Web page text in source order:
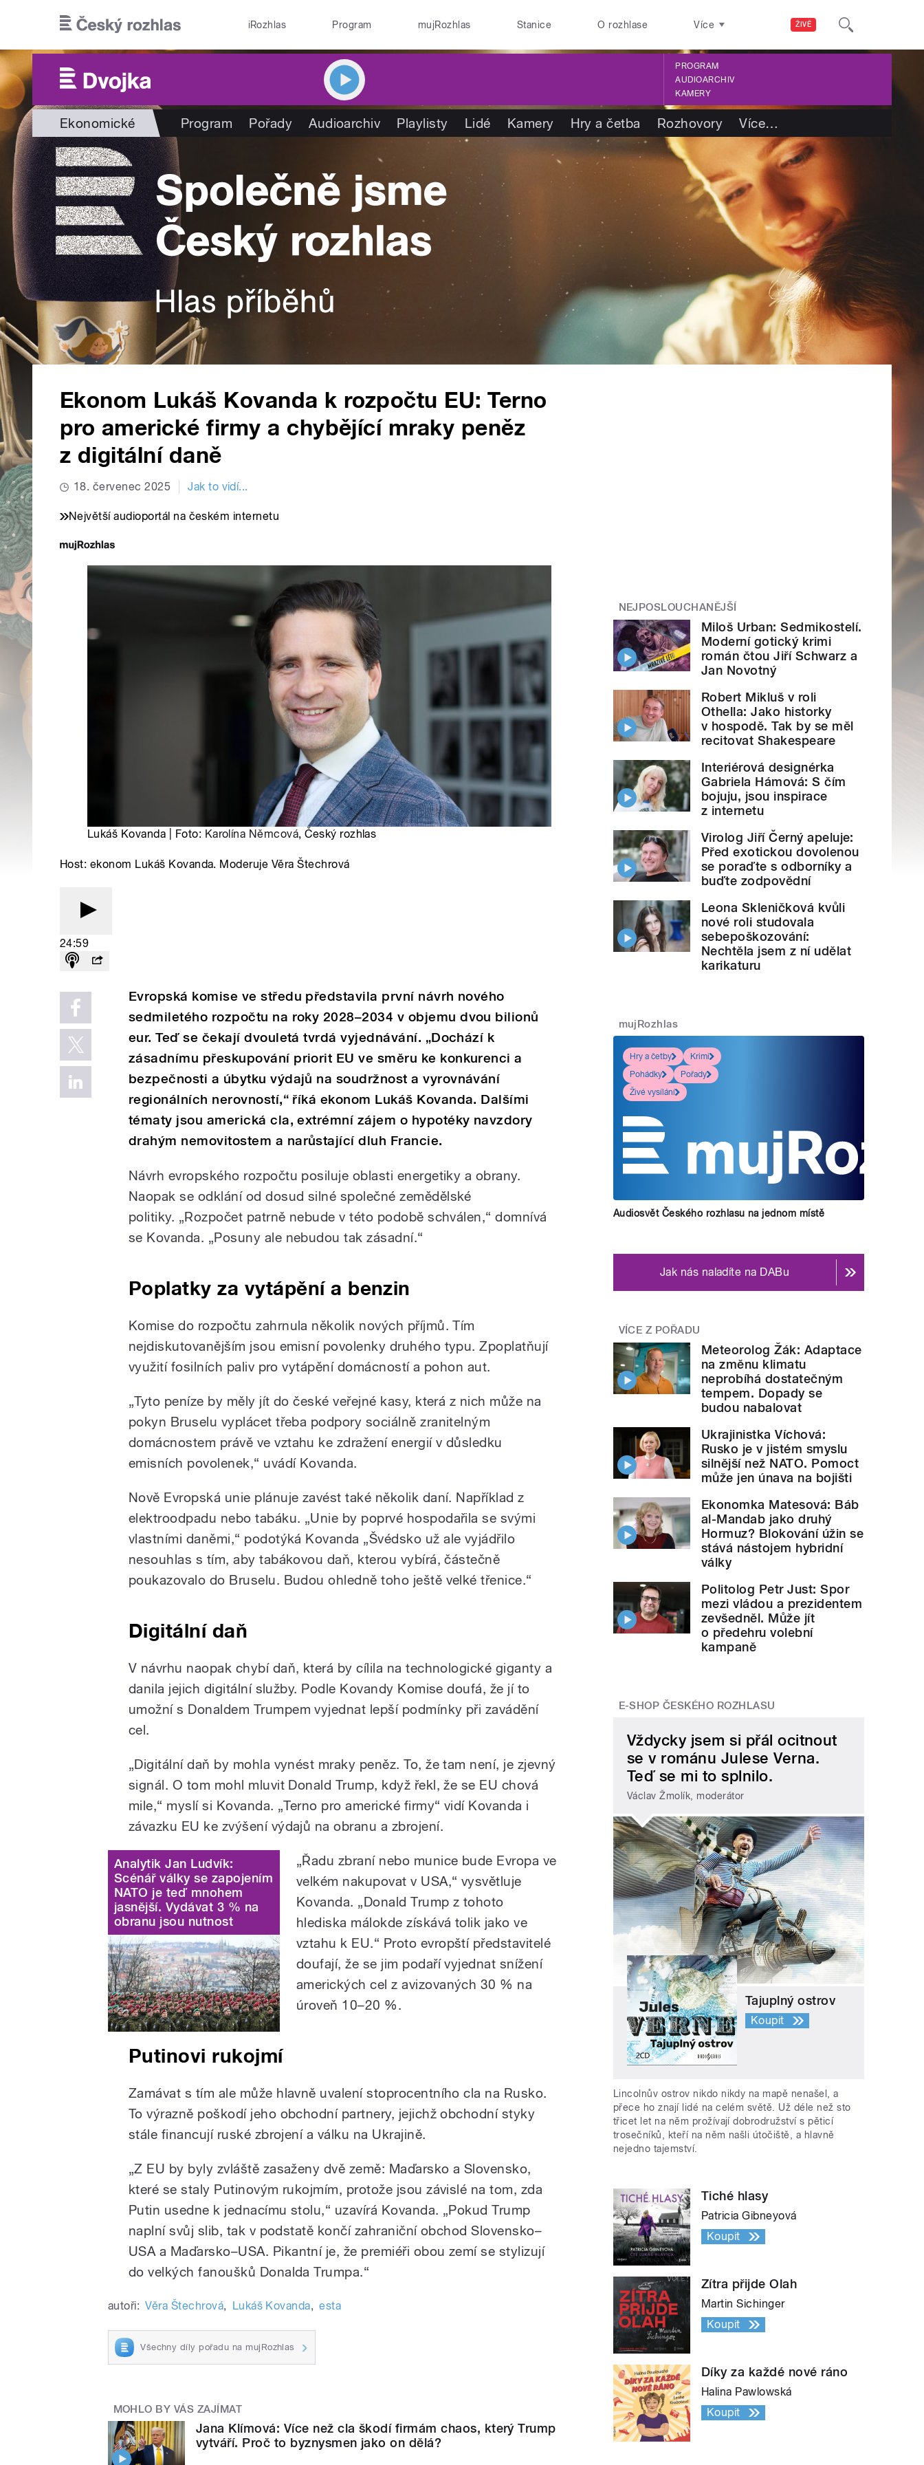
ŽIVĚ
iRozhlas Program mujRozhlas Stanice O rozhlase Více
PROGRAM
AUDIOARCHIV
KAMERY
Ekonomické Program Pořady Audioarchiv Playlisty Lidé Kamery Hry a četba Rozhovory Více…
Ekonom Lukáš Kovanda k rozpočtu EU: Terno
pro americké firmy a chybějící mraky peněz
z digitální daně
18. červenec 2025 Jak to vidí...
Největší audioportál na českém internetu
Lukáš Kovanda | Foto: Karolína Němcová, Český rozhlas
Host: ekonom Lukáš Kovanda. Moderuje Věra Štechrová
24:59
Evropská komise ve středu představila první návrh nového
sedmiletého rozpočtu na roky 2028–2034 v objemu dvou bilionů
eur. Teď se čekají dvouletá tvrdá vyjednávání. „Dochází k
zásadnímu přeskupování priorit EU ve směru ke konkurenci a
bezpečnosti a úbytku výdajů na soudržnost a vyrovnávání
regionálních nerovností,“ říká ekonom Lukáš Kovanda. Dalšími
tématy jsou americká cla, extrémní zájem o hypotéky navzdory
drahým nemovitostem a narůstající dluh Francie.
Návrh evropského rozpočtu posiluje oblasti energetiky a obrany.
Naopak se odklání od dosud silné společné zemědělské
politiky. „Rozpočet patrně nebude v této podobě schválen,“ domnívá
se Kovanda. „Posuny ale nebudou tak zásadní.“
Poplatky za vytápění a benzin
Komise do rozpočtu zahrnula několik nových příjmů. Tím
nejdiskutovanějším jsou emisní povolenky druhého typu. Zpoplatňují
využití fosilních paliv pro vytápění domácností a pohon aut.
„Tyto peníze by měly jít do české veřejné kasy, která z nich může na
pokyn Bruselu vyplácet třeba podpory sociálně zranitelným
domácnostem právě ve vztahu ke zdražení energií v důsledku
emisních povolenek,“ uvádí Kovanda.
Nově Evropská unie plánuje zavést také několik daní. Například z
elektroodpadu nebo tabáku. „Unie by poprvé hospodařila se svými
vlastními daněmi,“ podotýká Kovanda „Švédsko už ale vyjádřilo
nesouhlas s tím, aby tabákovou daň, kterou vybírá, částečně
poukazovalo do Bruselu. Budou ohledně toho ještě velké třenice.“
Digitální daň
V návrhu naopak chybí daň, která by cílila na technologické giganty a
danila jejich digitální služby. Podle Kovandy Komise doufá, že jí to
umožní s Donaldem Trumpem vyjednat lepší podmínky při zavádění
cel.
„Digitální daň by mohla vynést mraky peněz. To, že tam není, je zjevný
signál. O tom mohl mluvit Donald Trump, když řekl, že se EU chová
mile,“ myslí si Kovanda. „Terno pro americké firmy“ vidí Kovanda i
závazku EU ke zvýšení výdajů na obranu a zbrojení.
Analytik Jan Ludvík:
Scénář války se zapojením
NATO je teď mnohem
jasnější. Vydávat 3 % na
obranu jsou nutnost
„Řadu zbraní nebo munice bude Evropa ve
velkém nakupovat v USA,“ vysvětluje
Kovanda. „Donald Trump z tohoto
hlediska málokde získává tolik jako ve
vztahu k EU.“ Proto evropští představitelé
doufají, že se jim podaří vyjednat snížení
amerických cel z avizovaných 30 % na
úroveň 10–20 %.
Putinovi rukojmí
Zamávat s tím ale může hlavně uvalení stoprocentního cla na Rusko.
To výrazně poškodí jeho obchodní partnery, jejichž obchodní styky
stále financují ruské zbrojení a válku na Ukrajině.
„Z EU by byly zvláště zasaženy dvě země: Maďarsko a Slovensko,
které se staly Putinovým rukojmím, protože jsou závislé na tom, zda
Putin usedne k jednacímu stolu,“ uzavírá Kovanda. „Pokud Trump
naplní svůj slib, tak v podstatě končí zahraniční obchod Slovensko–
USA a Maďarsko–USA. Pikantní je, že premiéři obou zemí se stylizují
do velkých fanoušků Donalda Trumpa.“
autoři: Věra Štechrová, Lukáš Kovanda, esta
Všechny díly pořadu na mujRozhlas
MOHLO BY VÁS ZAJÍMAT
Jana Klímová: Více než cla škodí firmám chaos, který Trump
vytváří. Proč to byznysmen jako on dělá?
NEJPOSLOUCHANĚJŠÍ
Miloš Urban: Sedmikostelí.
Moderní gotický krimi
román čtou Jiří Schwarz a
Jan Novotný
Robert Mikluš v roli
Othella: Jako historky
v hospodě. Tak by se měl
recitovat Shakespeare
Interiérová designérka
Gabriela Hámová: S čím
bojuju, jsou inspirace
z internetu
Virolog Jiří Černý apeluje:
Před exotickou dovolenou
se poraďte s odborníky a
buďte zodpovědní
Leona Skleničková kvůli
nové roli studovala
sebepoškozování:
Nechtěla jsem z ní udělat
karikaturu
mujRozhlas
Hry a četby
Krimi
Pohádky
Pořady
Živé vysílání
Audiosvět Českého rozhlasu na jednom místě
Jak nás naladíte na DABu
VÍCE Z POŘADU
Meteorolog Žák: Adaptace
na změnu klimatu
neprobíhá dostatečným
tempem. Dopady se
budou nabalovat
Ukrajinistka Víchová:
Rusko je v jistém smyslu
silnější než NATO. Pomoct
může jen únava na bojišti
Ekonomka Matesová: Báb
al-Mandab jako druhý
Hormuz? Blokování úžin se
stává nástojem hybridní
války
Politolog Petr Just: Spor
mezi vládou a prezidentem
zevšedněl. Může jít
o předehru volební
kampaně
E-SHOP ČESKÉHO ROZHLASU
Vždycky jsem si přál ocitnout
se v románu Julese Verna.
Teď se mi to splnilo.
Václav Žmolík, moderátor
Tajuplný ostrov
Koupit
Lincolnův ostrov nikdo nikdy na mapě nenašel, a
přece ho znají lidé na celém světě. Už déle než sto
třicet let na něm prožívají dobrodružství s pěticí
trosečníků, kteří na něm našli útočiště, a hlavně
nejedno tajemství.
Tiché hlasy
Patricia Gibneyová
Koupit
Zítra přijde Olah
Martin Sichinger
Koupit
Díky za každé nové ráno
Halina Pawlowská
Koupit